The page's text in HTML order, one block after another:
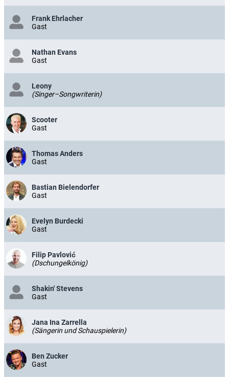
Frank Ehrlacher
Gast
Nathan Evans
Gast
Leony
(Singer–Songwriterin)
Scooter
Gast
Thomas Anders
Gast
Bastian Bielendorfer
Gast
Evelyn Burdecki
Gast
Filip Pavlović
(Dschungelkönig)
Shakin' Stevens
Gast
Jana Ina Zarrella
(Sängerin und Schauspielerin)
Ben Zucker
Gast